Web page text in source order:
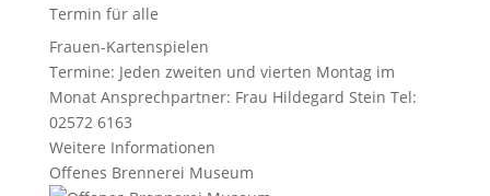
Termin für alle
Frauen-Kartenspielen
Termine: Jeden zweiten und vierten Montag im
Monat Ansprechpartner: Frau Hildegard Stein Tel:
02572 6163
Weitere Informationen
Offenes Brennerei Museum